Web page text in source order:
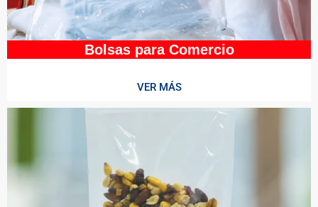
Bolsas para Comercio
VER MÁS